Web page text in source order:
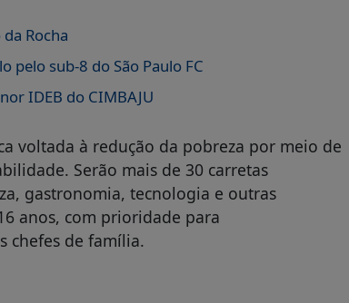
Rocha
pelo sub-8 do São Paulo FC
IDEB do CIMBAJU
voltada à redução da pobreza por meio de
Serão mais de 30 carretas
gastronomia, tecnologia e outras
anos, com prioridade para
chefes de família.